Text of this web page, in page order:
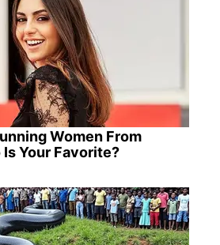
Women From
Your Favorite?